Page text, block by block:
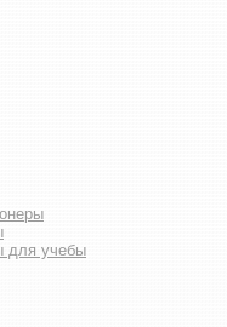
для учебы